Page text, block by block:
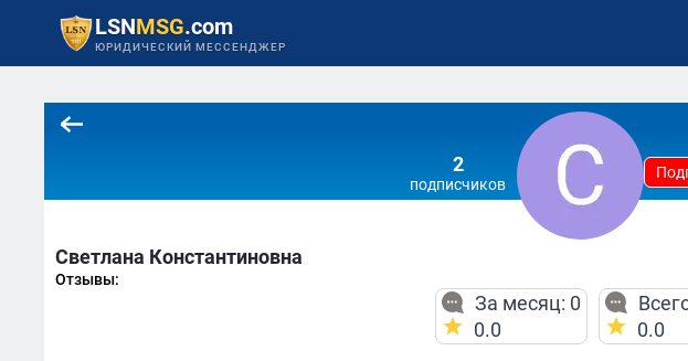
LSNMSG.com
ЮРИДИЧЕСКИЙ МЕССЕНДЖЕР
2
подписчиков
Светлана Константиновна
Отзывы:
За месяц: 0
0.0
0.0